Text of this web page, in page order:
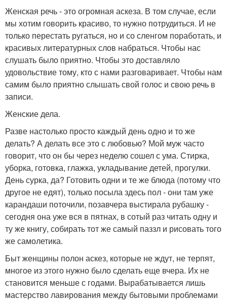
Женская речь - это огромная аскеза. В том случае, если
мы хотим говорить красиво, то нужно потрудиться. И не
только перестать ругаться, но и со сленгом поработать, и
красивых литературных слов набраться. Чтобы нас
слушать было приятно. Чтобы это доставляло
удовольствие тому, кто с нами разговаривает. Чтобы нам
самим было приятно слышать свой голос и свою речь в
записи.
Женские дела.
Разве настолько просто каждый день одно и то же
делать? А делать все это с любовью? Мой муж часто
говорит, что он бы через неделю сошел с ума. Стирка,
уборка, готовка, глажка, укладывание детей, прогулки.
День сурка, да? Готовить одни и те же блюда (потому что
другое не едят), только посыла здесь пол - они там уже
карандаши поточили, позавчера выстирала рубашку -
сегодня она уже вся в пятнах, в сотый раз читать одну и
ту же книгу, собирать тот же самый паззл и рисовать того
же самолетика.
Быт женщины полон аскез, которые не ждут, не терпят,
многое из этого нужно было сделать еще вчера. Их не
становится меньше с годами. Вырабатывается лишь
мастерство лавирования между бытовыми проблемами